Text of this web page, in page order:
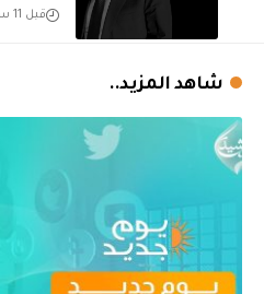
قبل 11 ساعة
شاهد المزيد..